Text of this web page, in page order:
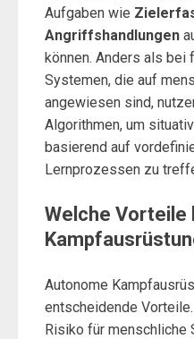
Aufgaben wie
Angriffshandlungen
können. Anders als bei
Systemen, die auf
angewiesen sind,
Algorithmen, um
basierend auf
Lernprozessen zu
Welche Vorteile
Autonome
entscheidende
Risiko für menschliche